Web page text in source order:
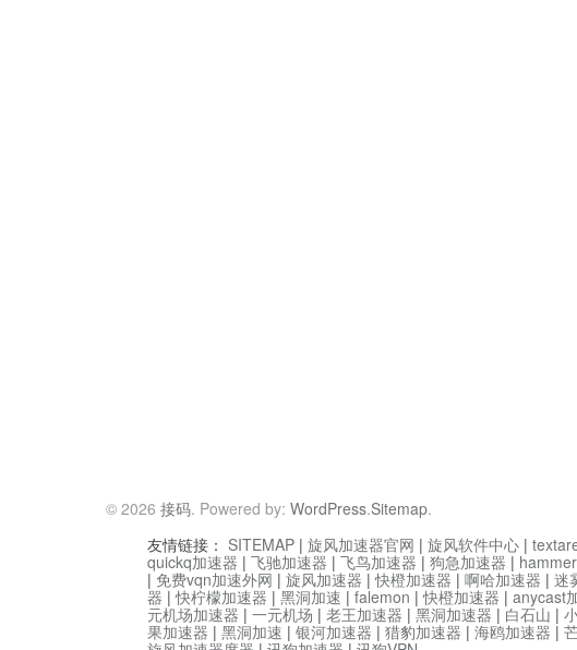
© 2026 接码. Powered by: WordPress.Sitemap.
友情链接： SITEMAP | 旋风加速器官网 | 旋风软件中心 |
quickq加速器 | 飞驰加速器 | 飞鸟加速器 | 狗急加速器 |
| 免费vqn加速外网 | 旋风加速器 |快橙加速器 | 啊哈加速器 | 迷
器 |快柠檬加速器 | 黑洞加速 | falemon |快橙加速器 | anycast
元机场加速器 | 一元机场 | 老王加速器 | 黑洞加速器 | 白石山 |
果加速器 | 黑洞加速 | 银河加速器 | 猎豹加速器 | 海鸥加速器 |